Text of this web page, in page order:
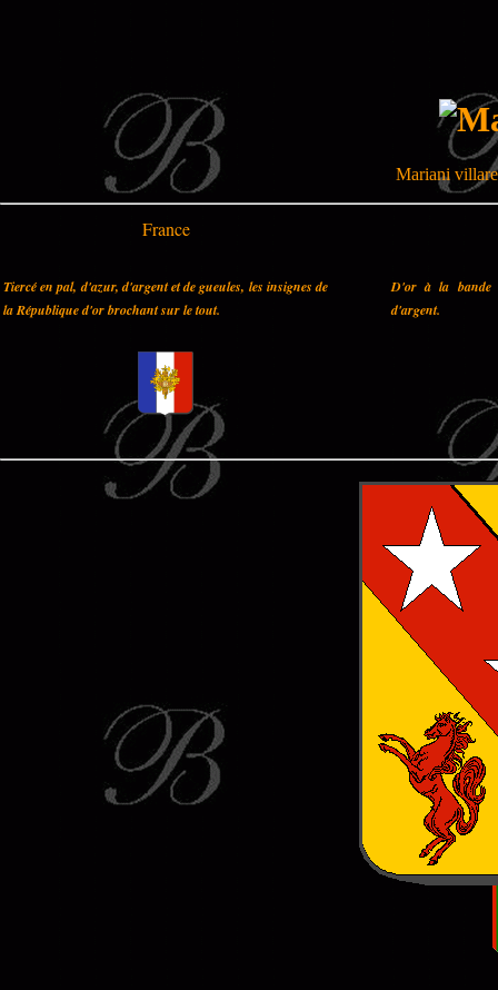
Mariani
France
Tiercé en pal, d'azur, d'argent et de gueules, les insignes de
la République d'or brochant sur le tout.
D'or à la bande
d'argent.